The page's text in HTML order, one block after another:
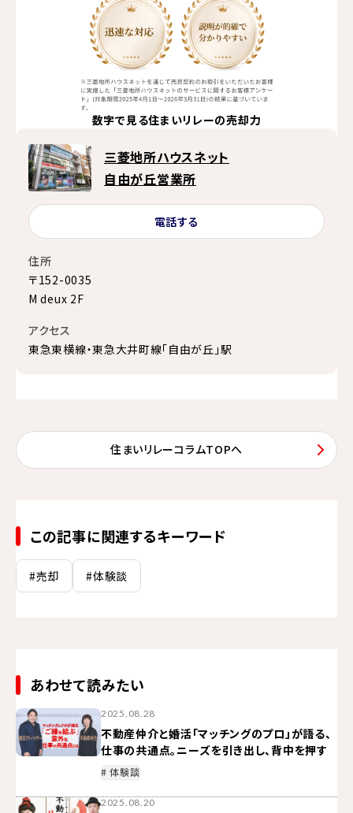
数字で見る住まいリレーの売却力
三菱地所ハウスネット
自由が丘営業所
電話する
住所
〒152-0035
M deux 2F
アクセス
東急東横線・東急大井町線「自由が丘」駅
住まいリレーコラムTOPへ
この記事に関連するキーワード
#売却 #体験談
あわせて読みたい
2025.08.28
不動産仲介と婚活「マッチングのプロ」が語る、
仕事の共通点。ニーズを引き出し、背中を押す
# 体験談
2025.08.20